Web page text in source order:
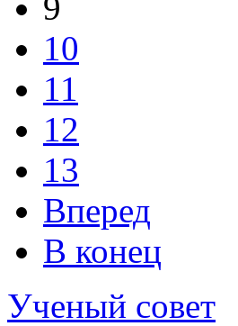
10
11
12
13
Вперед
В конец
Ученый совет